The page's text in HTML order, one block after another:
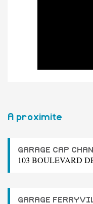
A proximite
GARAGE CAP
103 BOULEVARD
GARAGE